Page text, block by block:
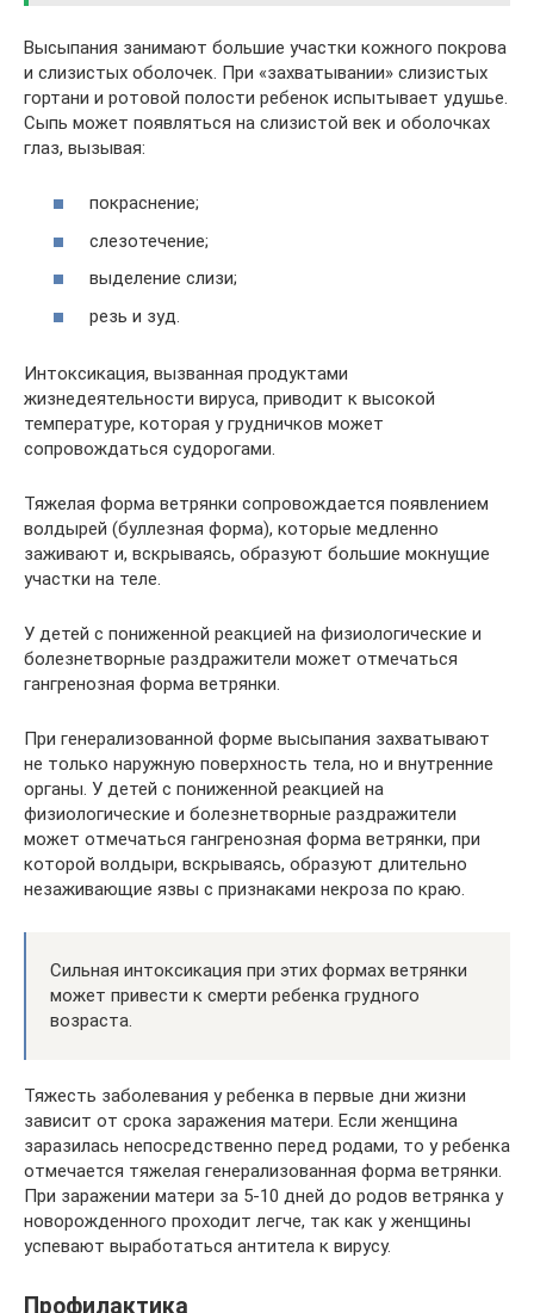
Высыпания занимают большие участки кожного покрова
и слизистых оболочек. При «захватывании» слизистых
гортани и ротовой полости ребенок испытывает удушье.
Сыпь может появляться на слизистой век и оболочках
глаз, вызывая:
покраснение;
слезотечение;
выделение слизи;
резь и зуд.
Интоксикация, вызванная продуктами
жизнедеятельности вируса, приводит к высокой
температуре, которая у грудничков может
сопровождаться судорогами.
Тяжелая форма ветрянки сопровождается появлением
волдырей (буллезная форма), которые медленно
заживают и, вскрываясь, образуют большие мокнущие
участки на теле.
У детей с пониженной реакцией на физиологические и
болезнетворные раздражители может отмечаться
гангренозная форма ветрянки.
При генерализованной форме высыпания захватывают
не только наружную поверхность тела, но и внутренние
органы. У детей с пониженной реакцией на
физиологические и болезнетворные раздражители
может отмечаться гангренозная форма ветрянки, при
которой волдыри, вскрываясь, образуют длительно
незаживающие язвы с признаками некроза по краю.
Сильная интоксикация при этих формах ветрянки
может привести к смерти ребенка грудного
возраста.
Тяжесть заболевания у ребенка в первые дни жизни
зависит от срока заражения матери. Если женщина
заразилась непосредственно перед родами, то у ребенка
отмечается тяжелая генерализованная форма ветрянки.
При заражении матери за 5-10 дней до родов ветрянка у
новорожденного проходит легче, так как у женщины
успевают выработаться антитела к вирусу.
Профилактика